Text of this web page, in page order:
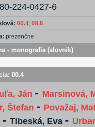
224-0427-6
00.4; 08.6
prezenčne
- monografia (slovník)
00.4
Ján - Marsinová,
Štefan - Považaj,
- Tibeská, Eva -